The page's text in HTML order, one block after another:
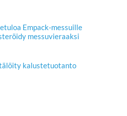
Empack-messuille
messuvieraaksi
kalustetuotanto